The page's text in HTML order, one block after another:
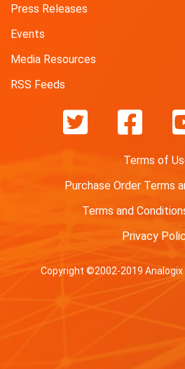
Nubia
マ
ー
フ
表
Press Releases
Events
Media Resources
RSS Feeds
Terms of
Purchase Order Terms
Terms and
Privacy
Copyright ©2002-2019 Analogix